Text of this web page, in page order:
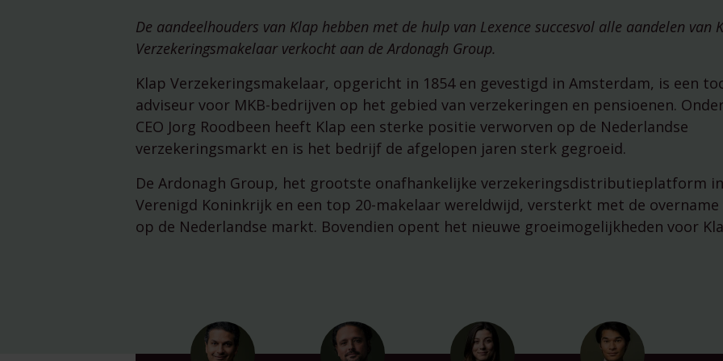
Digitale Compliance
Alle tools
De aandeelhouders van Klap hebben met de hulp van Lexence succesvol alle aandelen van
Verzekeringsmakelaar verkocht aan de Ardonagh Group.
Klap Verzekeringsmakelaar, opgericht in 1854 en gevestigd in Amsterdam, is een
adviseur voor MKB-bedrijven op het gebied van verzekeringen en pensioenen.
CEO Jorg Roodbeen heeft Klap een sterke positie verworven op de Nederlandse
verzekeringsmarkt en is het bedrijf de afgelopen jaren sterk gegroeid.
De Ardonagh Group, het grootste onafhankelijke verzekeringsdistributieplatform
Verenigd Koninkrijk en een top 20-makelaar wereldwijd, versterkt met de
op de Nederlandse markt. Bovendien opent het nieuwe groeimogelijkheden voor